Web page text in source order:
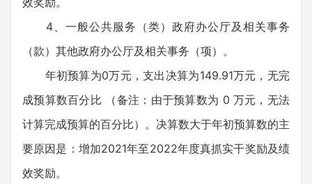
4、一般公共服务（类）政府办公厅及相关事务
（款）其他政府办公厅及相关事务（项）。
年初预算为0万元，支出决算为149.91万元，无完
成预算数百分比 （备注：由于预算数为 0 万元，无法
计算完成预算的百分比）。决算数大于年初预算数的主
要原因是：增加2021年至2022年度真抓实干奖励及绩
效奖励。